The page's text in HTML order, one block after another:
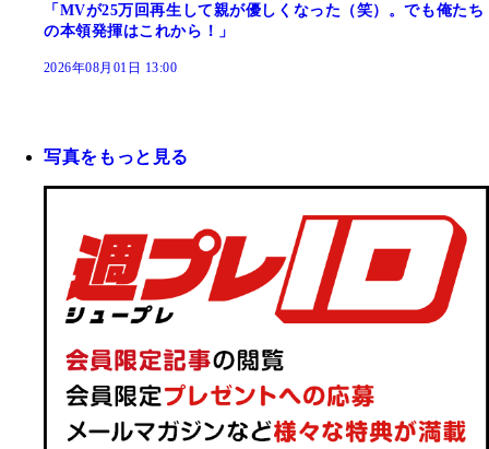
「MVが25万回再生して親が優しくなった（笑）。でも俺たち
の本領発揮はこれから！」
2026年08月01日 13:00
写真をもっと見る